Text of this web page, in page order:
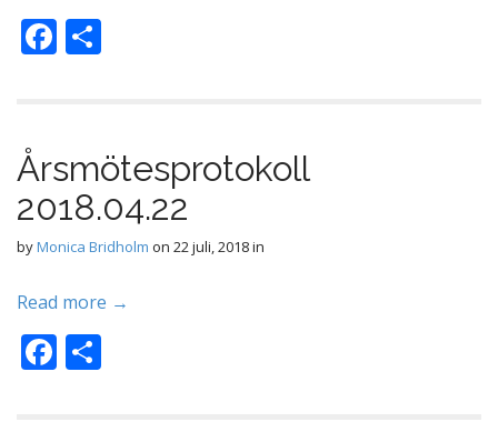
F
o
o
k
Årsmötesprotokoll
2018.04.22
byMonica Bridholm on 22 juli, 2018in
Read more →
F